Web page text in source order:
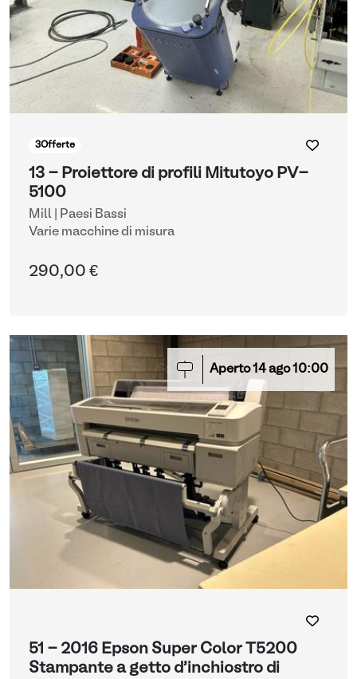
3Offerte
13 - Proiettore di profili Mitutoyo PV-
5100
Mill | Paesi Bassi
Varie macchine di misura
290,00 €
Aperto14 ago10:00
51 - 2016 Epson Super Color T5200
Stampante a getto d'inchiostro di